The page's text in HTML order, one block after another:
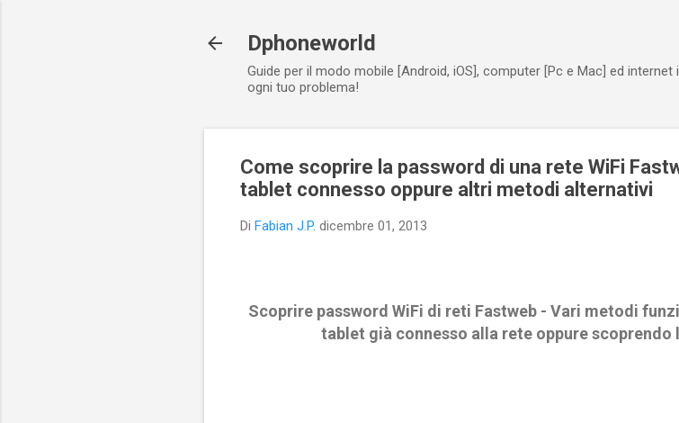
Dphoneworld
Guide per il modo mobile [Android, iOS], computer [Pc e Mac] ed
ogni tuo problema!
Come scoprire la password di una rete WiFi
tablet connesso oppure altri metodi alternativi
Di Fabian J.P. dicembre 01, 2013
Scoprire password WiFi di reti Fastweb - Vari metodi
tablet già connesso alla rete oppure scoprendo